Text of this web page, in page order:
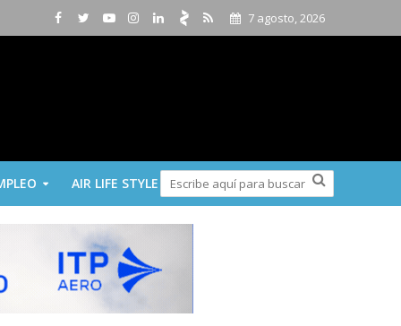
7 agosto, 2026
AIR LIFE STYLE